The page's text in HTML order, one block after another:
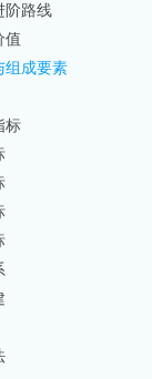
阶路线
值
组成要素
标